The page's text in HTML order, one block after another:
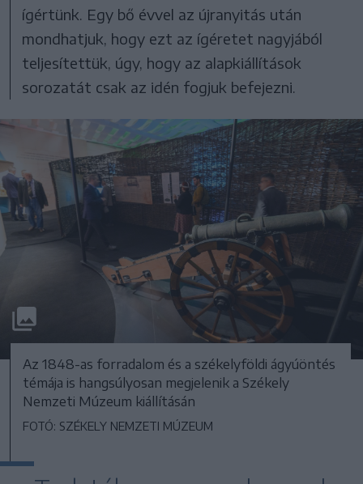
ígértünk. Egy bő évvel az újranyitás után
mondhatjuk, hogy ezt az ígéretet nagyjából
teljesítettük, úgy, hogy az alapkiállítások
sorozatát csak az idén fogjuk befejezni.
Az 1848-as forradalom és a székelyföldi ágyúöntés
témája is hangsúlyosan megjelenik a Székely
Nemzeti Múzeum kiállításán
FOTÓ: SZÉKELY NEMZETI MÚZEUM